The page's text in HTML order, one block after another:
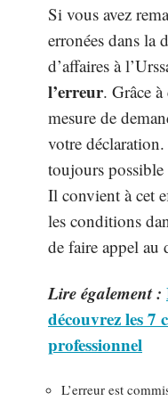
Si vous avez
erronées dans la
d’affaires à
l’erreur. Grâce
mesure de
votre
toujours possible
Il convient à cet
les conditions
de faire appel au
Lire également :
découvrez les 7
professionnel
L’erreur est